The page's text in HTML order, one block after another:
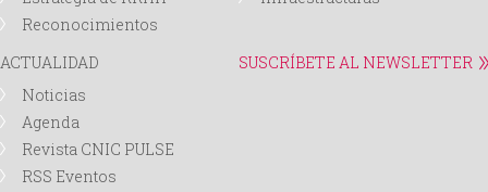
Reconocimientos
ACTUALIDAD
Noticias
Agenda
Revista CNIC PULSE
RSS Eventos
SUSCRÍBETE AL NEWSLETTER